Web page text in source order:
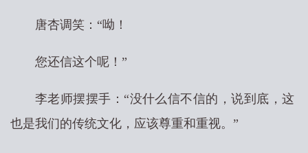
唐杏调笑：“呦！
您还信这个呢！”
李老师摆摆手：“没什么信不信的，说到底，这
也是我们的传统文化，应该尊重和重视。”